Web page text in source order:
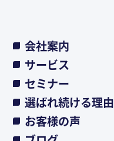
会社案内
サービス
セミナー
選ばれ続ける理由
お客様の声